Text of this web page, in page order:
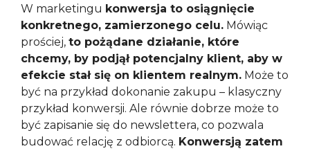
W marketingu konwersja to osiągnięcie
konkretnego, zamierzonego celu. Mówiąc
prościej, to pożądane działanie, które
chcemy, by podjął potencjalny klient, aby w
efekcie stał się on klientem realnym. Może to
być na przykład dokonanie zakupu – klasyczny
przykład konwersji. Ale równie dobrze może to
być zapisanie się do newslettera, co pozwala
budować relację z odbiorcą. Konwersją zatem